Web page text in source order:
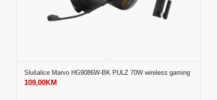
Slušalice Marvo HG9086W-BK PULZ 70W wireless gaming
109,00KM